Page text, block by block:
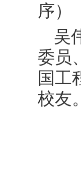
序）
吴
委员
国工
校友。